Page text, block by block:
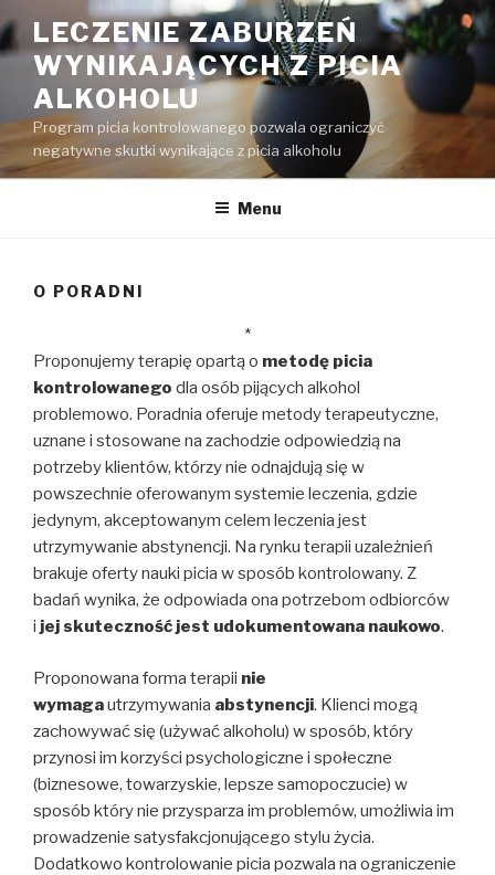
do
treści
LECZENIE ZABURZEŃ
WYNIKAJĄCYCH Z PICIA
ALKOHOLU
Program picia kontrolowanego pozwala ograniczyć
negatywne skutki wynikające z picia alkoholu
Menu
O PORADNI
*
Proponujemy terapię opartą o metodę picia
kontrolowanego dla osób pijących alkohol
problemowo. Poradnia oferuje metody terapeutyczne,
uznane i stosowane na zachodzie odpowiedzią na
potrzeby klientów, którzy nie odnajdują się w
powszechnie oferowanym systemie leczenia, gdzie
jedynym, akceptowanym celem leczenia jest
utrzymywanie abstynencji. Na rynku terapii uzależnień
brakuje oferty nauki picia w sposób kontrolowany. Z
badań wynika, że odpowiada ona potrzebom odbiorców
i jej skuteczność jest udokumentowana naukowo.
Proponowana forma terapii nie
wymagautrzymywania abstynencji. Klienci mogą
zachowywać się (używać alkoholu) w sposób, który
przynosi im korzyści psychologiczne i społeczne
(biznesowe, towarzyskie, lepsze samopoczucie) w
sposób który nie przysparza im problemów, umożliwia im
prowadzenie satysfakcjonującego stylu życia.
Dodatkowo kontrolowanie picia pozwala na ograniczenie